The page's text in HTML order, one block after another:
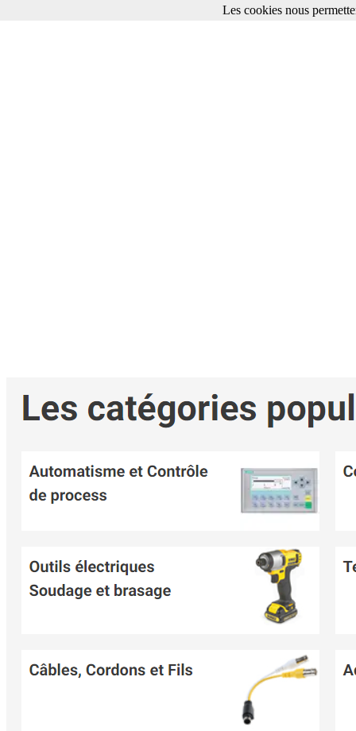
Les cookies nous